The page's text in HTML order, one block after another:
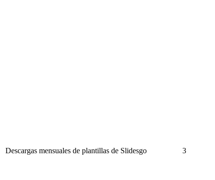
Descargas mensuales de plantillas de Slidesgo 3